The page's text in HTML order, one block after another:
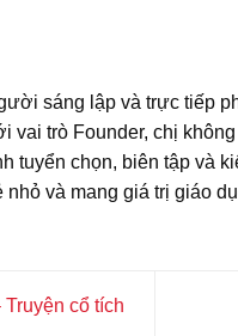
sáng lập và trực tiếp
vai trò Founder, chị
tuyển chọn, biên tập và
và mang giá trị giáo
cổ tích